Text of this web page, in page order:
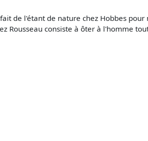
de l'étant de nature chez Hobbes
Rousseau consiste à ôter à l'homme